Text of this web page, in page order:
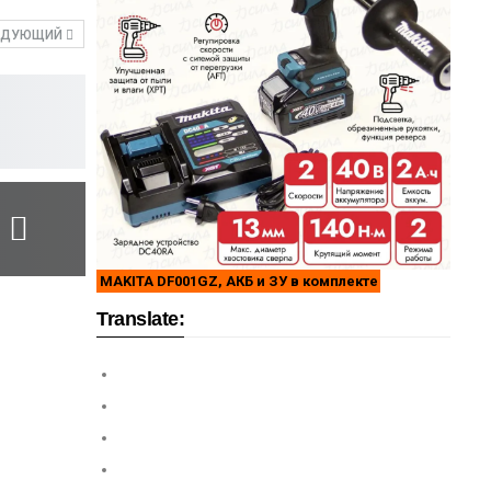
MAKITA DF001GZ, АКБ и ЗУ в комплекте
Translate: